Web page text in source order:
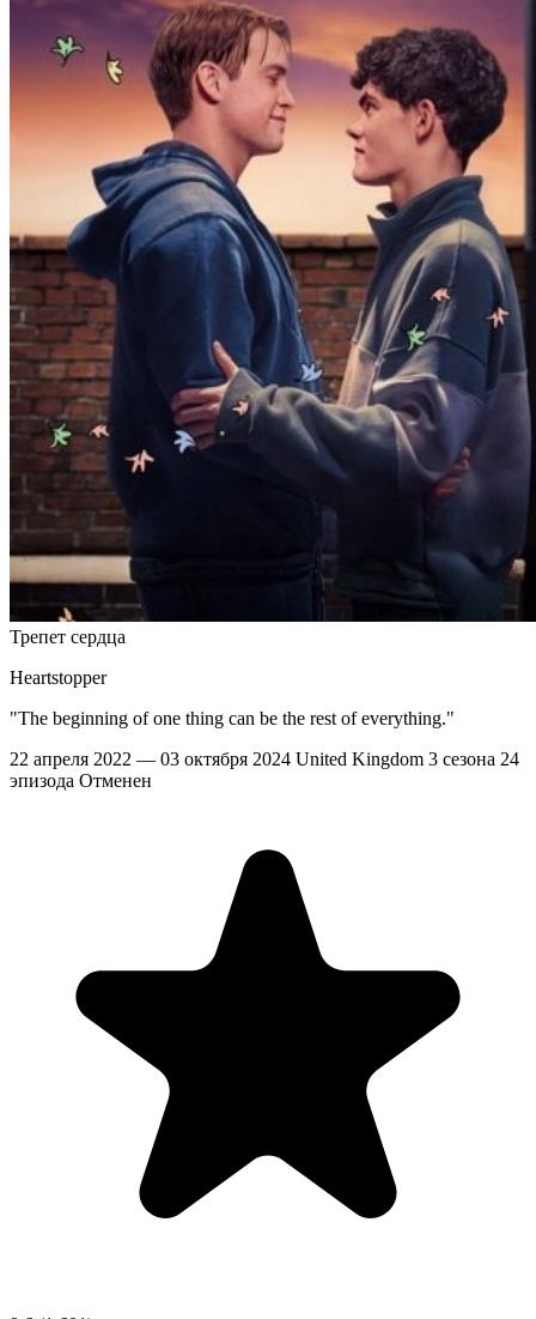
Трепет сердца
Heartstopper
"The beginning of one thing can be the rest of everything."
22 апреля 2022 — 03 октября 2024 United Kingdom 3 сезона 24
эпизода Отменен